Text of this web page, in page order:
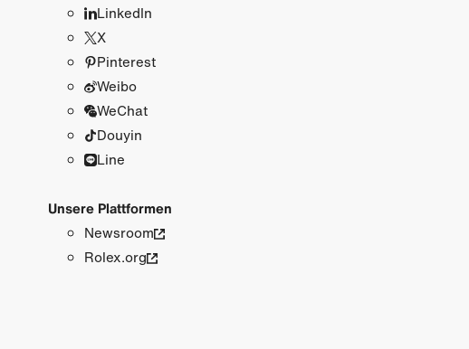
LinkedIn
X
Pinterest
Weibo
WeChat
Douyin
Line
Unsere Plattformen
Newsroom
Rolex.org